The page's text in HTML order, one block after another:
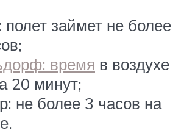
полет займет не более
время в воздухе
20 минут;
не более 3 часов на